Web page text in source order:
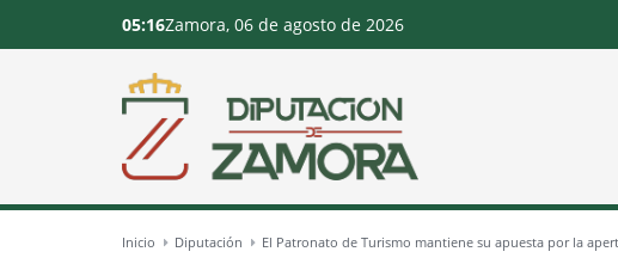
05:16Zamora, 06 de agosto de 2026
Inicio Diputación El Patronato de Turismo mantiene su apuesta por la